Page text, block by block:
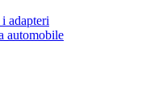
adapteri
automobile